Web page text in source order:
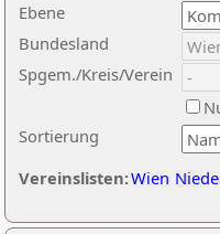
Ebene
Sortierung
Bundesland
Spgem./Kreis/Verein
Vereinslisten:Wien